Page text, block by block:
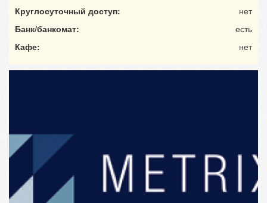
Круглосуточный доступ:
нет
Банк/банкомат:
есть
Кафе:
нет